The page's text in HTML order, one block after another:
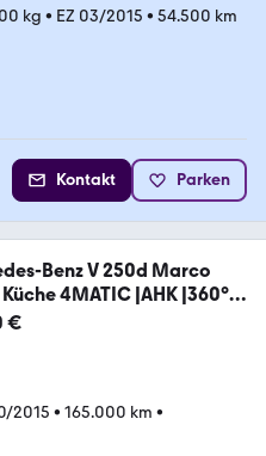
kg • EZ 03/2015 • 54.500 km
Kontakt Parken
Benz V 250d Marco
4MATIC |AHK |360°
€
2015 • 165.000 km •